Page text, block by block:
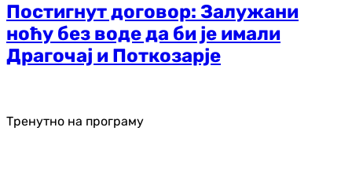
Постигнут договор: Залужани
ноћу без воде да би је имали
Драгочај и Поткозарје
Тренутно на програму